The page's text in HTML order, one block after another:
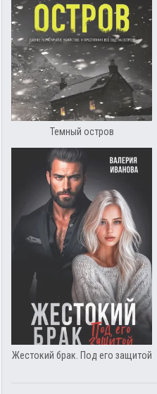
Темный остров
Жестокий брак. Под его защитой